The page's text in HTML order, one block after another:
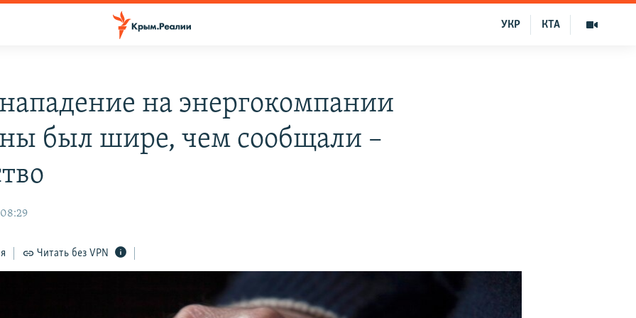
КТА
УКР
на энергокомпании
был шире, чем сообщали –
Читать без VPN